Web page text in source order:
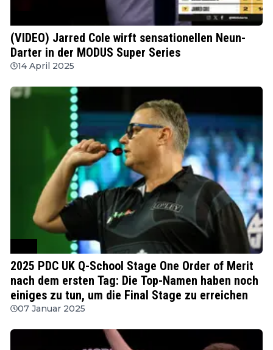
(VIDEO) Jarred Cole wirft sensationellen Neun-
Darter in der MODUS Super Series
14 April 2025
2025 PDC UK Q-School Stage One Order of Merit
nach dem ersten Tag: Die Top-Namen haben noch
einiges zu tun, um die Final Stage zu erreichen
07 Januar 2025